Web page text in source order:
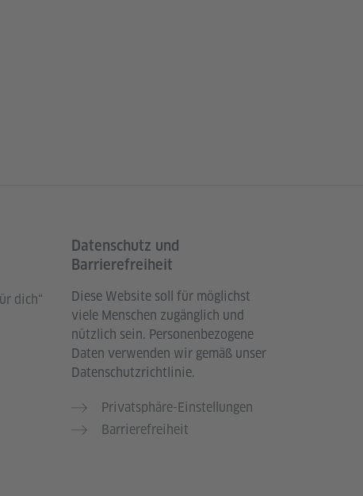
dich“
Datenschutz und
Barrierefreiheit
Diese Website soll für möglichst
viele Menschen zugänglich und
nützlich sein. Personenbezogene
Daten verwenden wir gemäß unser
Datenschutzrichtlinie.
Privatsphäre-Einstellungen
Barrierefreiheit